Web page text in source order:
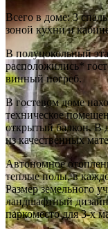
Всего в доме: 3
зоной кухни и
В полуцокольный
расположились*
винный погреб.
В гостевом доме
техническое
открытый балкон. В
из качественных
Автономное
теплые полы, в
Размер земельного
ландшафтный
паркоместо для 3-х